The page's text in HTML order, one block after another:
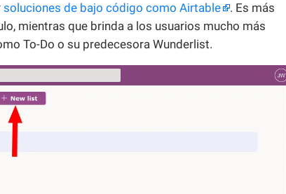
soluciones de bajo código como Airtable
. Es más
mientras que brinda a los usuarios mucho más
To-Do o su predecesora Wunderlist.